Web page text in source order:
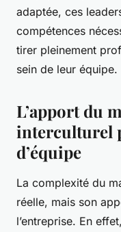
adaptée, ces
compétences
tirer pleinement
sein de leur équipe.
L’apport du
interculturel
d’équipe
La complexité du
réelle, mais son
l’entreprise. En